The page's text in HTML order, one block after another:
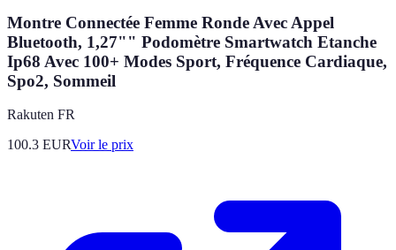
Montre Connectée Femme Ronde Avec Appel
Bluetooth, 1,27"" Podomètre Smartwatch Etanche
Ip68 Avec 100+ Modes Sport, Fréquence Cardiaque,
Spo2, Sommeil
Rakuten FR
100.3 EURVoir le prix